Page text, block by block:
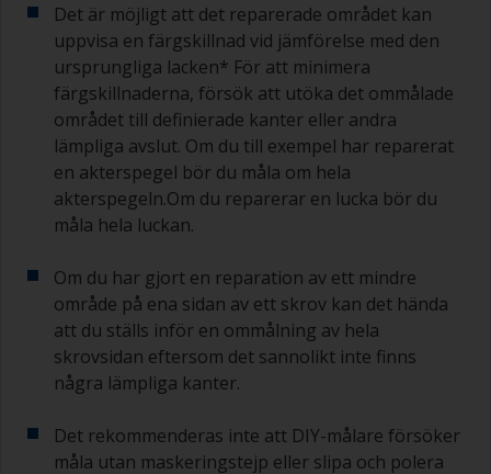
Det är möjligt att det reparerade området kan
uppvisa en färgskillnad vid jämförelse med den
ursprungliga lacken* För att minimera
färgskillnaderna, försök att utöka det ommålade
området till definierade kanter eller andra
lämpliga avslut. Om du till exempel har reparerat
en akterspegel bör du måla om hela
akterspegeln.Om du reparerar en lucka bör du
måla hela luckan.
Om du har gjort en reparation av ett mindre
område på ena sidan av ett skrov kan det hända
att du ställs inför en ommålning av hela
skrovsidan eftersom det sannolikt inte finns
några lämpliga kanter.
Det rekommenderas inte att DIY-målare försöker
måla utan maskeringstejp eller slipa och polera